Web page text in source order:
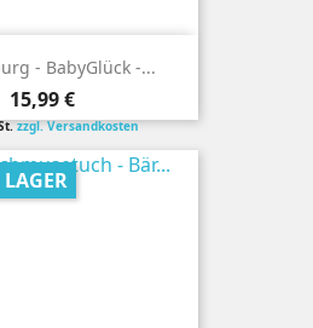
- BabyGlück -...
Preis
15,99 €
zzgl. Versandkosten